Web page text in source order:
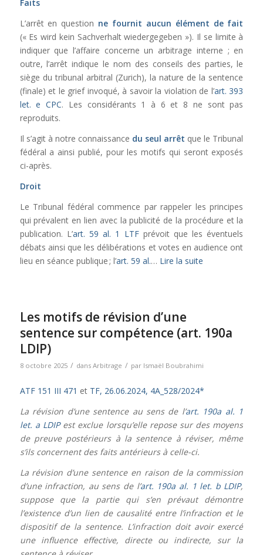
Faits
L’arrêt en question ne fournit aucun élément de fait
(« Es wird kein Sachverhalt wiedergegeben »). Il se limite à
indiquer que l’affaire concerne un arbitrage interne ; en
outre, l’arrêt indique le nom des conseils des parties, le
siège du tribunal arbitral (Zurich), la nature de la sentence
(finale) et le grief invoqué, à savoir la violation de l’art. 393
let. e CPC. Les considérants 1 à 6 et 8 ne sont pas
reproduits.
Il s’agit à notre connaissance du seul arrêt que le Tribunal
fédéral a ainsi publié, pour les motifs qui seront exposés
ci-après.
Droit
Le Tribunal fédéral commence par rappeler les principes
qui prévalent en lien avec la publicité de la procédure et la
publication. L’art. 59 al. 1 LTFprévoit queles éventuels
débats ainsi que les délibérations et votes en audience ont
lieu en séance publique ; l’art. 59 al.… Lire la suite
Les motifs de révision d’une
sentence sur compétence (art. 190a
LDIP)
8 octobre 2025 / dans Arbitrage / par Ismaël Boubrahimi
ATF 151 III 471 et TF, 26.06.2024, 4A_528/2024*
La révision d’une sentence au sens de l’art. 190a al. 1
let. a LDIPest exclue lorsqu’elle repose sur des moyens
de preuve postérieurs à la sentence à réviser, même
s’ils concernent des faits antérieurs à celle-ci.
La révision d’une sentence en raison de la commission
d’une infraction, au sens de l’art. 190a al. 1 let. b LDIP,
suppose que la partie qui s’en prévaut démontre
l’existence d’un lien de causalité entre l’infraction et le
dispositif de la sentence. L’infraction doit avoir exercé
une influence effective, directe ou indirecte, sur la